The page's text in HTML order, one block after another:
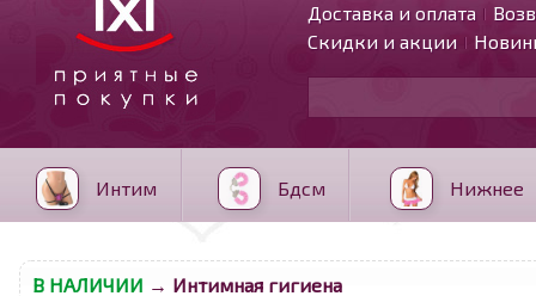
Доставка и оплата
Скидки и акции
Интим Бдсм Нижнее
В НАЛИЧИИ → Интимная гигиена